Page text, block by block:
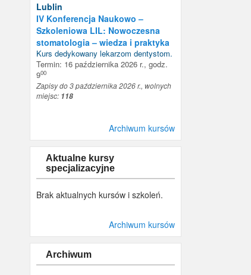
Lublin
IV Konferencja Naukowo –
Szkoleniowa LIL: Nowoczesna
stomatologia – wiedza i praktyka
Kurs dedykowany lekarzom dentystom.
Termin: 16 października 2026 r., godz.
900
Zapisy do 3 października 2026 r., wolnych
miejsc: 118
Archiwum kursów
Aktualne kursy
specjalizacyjne
Brak aktualnych kursów i szkoleń.
Archiwum kursów
Archiwum